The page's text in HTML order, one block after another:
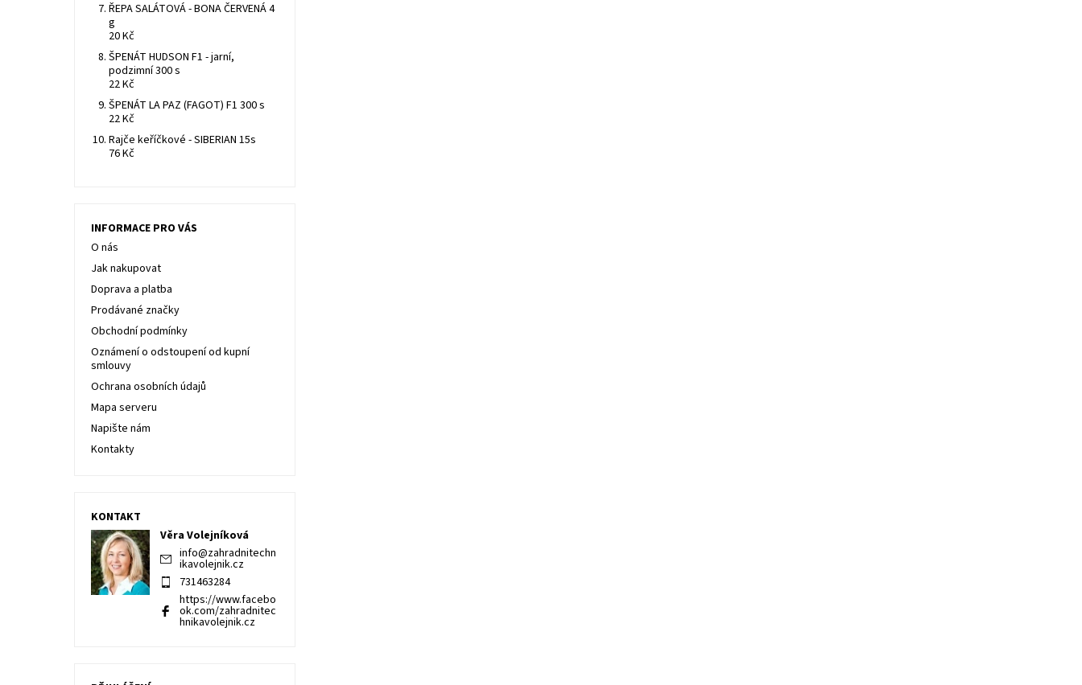
ŘEPA SALÁTOVÁ - BONA ČERVENÁ 4
g
20 Kč
ŠPENÁT HUDSON F1 - jarní,
podzimní 300 s
22 Kč
ŠPENÁT LA PAZ (FAGOT) F1 300 s
22 Kč
Rajče keříčkové - SIBERIAN 15s
76 Kč
INFORMACE PRO VÁS
O nás
Jak nakupovat
Doprava a platba
Prodávané značky
Obchodní podmínky
Oznámení o odstoupení od kupní
smlouvy
Ochrana osobních údajů
Mapa serveru
Napište nám
Kontakty
KONTAKT
Věra Volejníková
info@zahradnitechn
ikavolejnik.cz
731463284
https://www.facebo
ok.com/zahradnitec
hnikavolejnik.cz